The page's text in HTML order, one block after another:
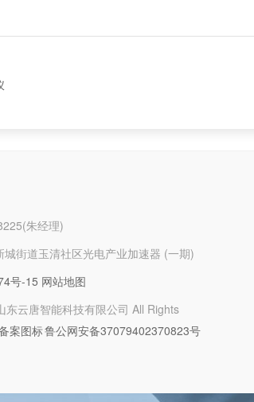
朱经理)
街道玉清社区光电产业加速器 (一期)
号-15 网站地图
云唐智能科技有限公司 All Rights
鲁公网安备37079402370823号